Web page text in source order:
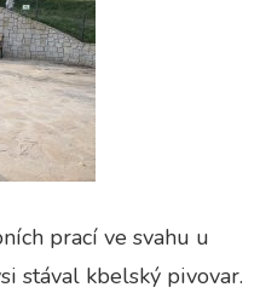
prací ve svahu u
stával kbelský pivovar.